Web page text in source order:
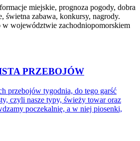
miejskie, prognoza pogody, dobra
świetna zabawa, konkursy, nagrody.
w województwie zachodniopomorskiem
PRZEBOJÓW
przebojów tygodnia, do tego garść
czyli nasze typy, świeży towar oraz
poczekalnię, a w niej piosenki,